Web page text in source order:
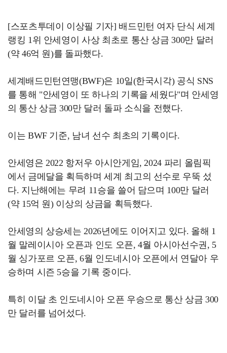
[스포츠투데이 이상필 기자] 배드민턴 여자 단식 세계
랭킹 1위 안세영이 사상 최초로 통산 상금 300만 달러
(약 46억 원)를 돌파했다.
세계배드민턴연맹(BWF)은 10일(한국시각) 공식 SNS
를 통해 "안세영이 또 하나의 기록을 세웠다"며 안세영
의 통산 상금 300만 달러 돌파 소식을 전했다.
이는 BWF 기준, 남녀 선수 최초의 기록이다.
안세영은 2022 항저우 아시안게임, 2024 파리 올림픽
에서 금메달을 획득하며 세계 최고의 선수로 우뚝 섰
다. 지난해에는 무려 11승을 쓸어 담으며 100만 달러
(약 15억 원) 이상의 상금을 획득했다.
안세영의 상승세는 2026년에도 이어지고 있다. 올해 1
월 말레이시아 오픈과 인도 오픈, 4월 아시아선수권, 5
월 싱가포르 오픈, 6월 인도네시아 오픈에서 연달아 우
승하며 시즌 5승을 기록 중이다.
특히 이달 초 인도네시아 오픈 우승으로 통산 상금 300
만 달러를 넘어섰다.